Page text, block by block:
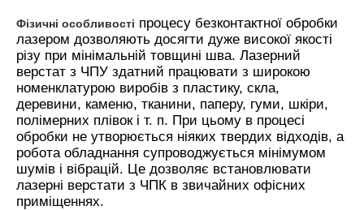
Фізичні особливості процесу безконтактної обробки
лазером дозволяють досягти дуже високої якості
різу при мінімальній товщині шва. Лазерний
верстат з ЧПУ здатний працювати з широкою
номенклатурою виробів з пластику, скла,
деревини, каменю, тканини, паперу, гуми, шкіри,
полімерних плівок і т. п. При цьому в процесі
обробки не утворюється ніяких твердих відходів, а
робота обладнання супроводжується мінімумом
шумів і вібрацій. Це дозволяє встановлювати
лазерні верстати з ЧПК в звичайних офісних
приміщеннях.